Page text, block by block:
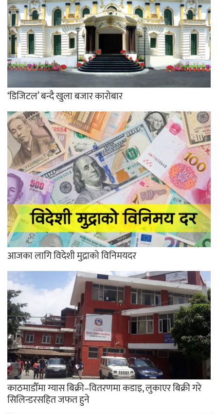
‘डिजिटल’ बन्दै खुला बजार कारोबार
आजका लागि विदेशी मुद्राको विनिमयदर
काठमाडौँमा ग्यास बिक्री–वितरणमा कडाइ, लुकाएर बिक्री गरे
सिलिन्डरसहित जफत हुने